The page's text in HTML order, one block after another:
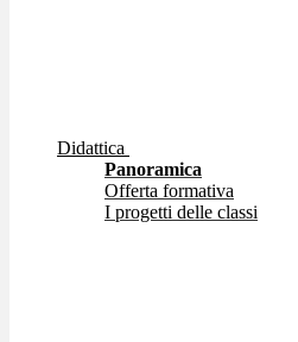
Didattica
Panoramica
Offerta formativa
I progetti delle classi